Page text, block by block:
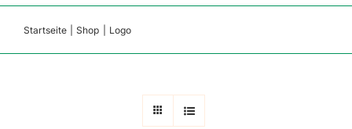
Startseite Shop Logo